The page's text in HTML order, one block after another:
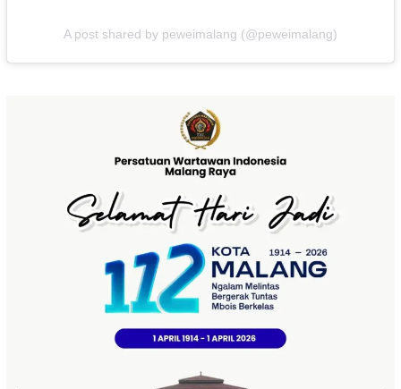
A post shared by peweimalang (@peweimalang)